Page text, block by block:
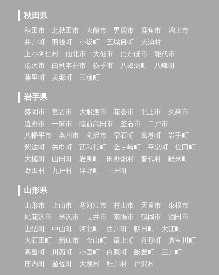
秋田県
秋田市 北秋田市 大館市 男鹿市 鹿角市
潟上市
井川町
羽後町 小坂町 五城目町
大潟村
上小阿仁村
仙北市 大仙市 にかほ市
能代市
湯沢市
由利本荘市 横手市 八郎潟町
八峰町
藤里町
美郷町 三種町
岩手県
盛岡市 宮古市 大船渡市 花巻市 北上市
久慈市
遠野市
一関市 陸前高田市 釜石市
二戸市
八幡平市
奥州市 滝沢市 雫石町 葛巻町
岩手町
紫波町
矢巾町 西和賀町 金ヶ崎町 平泉町
住田町
大槌町
山田町 岩泉町 田野畑村 普代村
軽米町
野田村
九戸村 洋野町 一戸町
山形県
山形市 上山市 寒河江市 村山市 天童市
東根市
尾花沢市
米沢市 長井市 南陽市 鶴岡市
酒田市
山辺町
中山町 河北町 西川町 朝日町
大江町
大石田町
新庄市 金山町 最上町 舟形町
真室川町
高畠町
川西町 小国町 白鷹町 飯豊町
三川町
庄内町
遊佐町 大蔵村 鮭川村 戸沢村